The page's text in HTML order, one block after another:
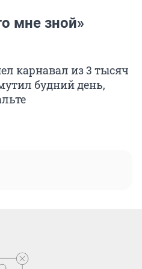
мне зной»
карнавал из 3 тысяч
будний день,